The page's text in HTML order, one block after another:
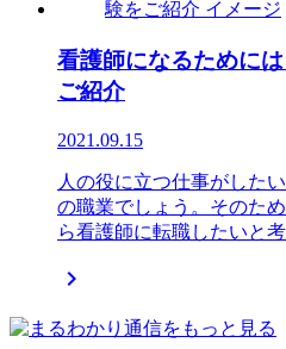
看護師になるために
ご紹介
2021.09.15
人の役に立つ仕事がした
の職業でしょう。そのた
ら看護師に転職したいと
